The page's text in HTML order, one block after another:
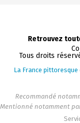
Retrouvez
Tous droits
La France pittoresque
Recommandé
Mentionné notamment